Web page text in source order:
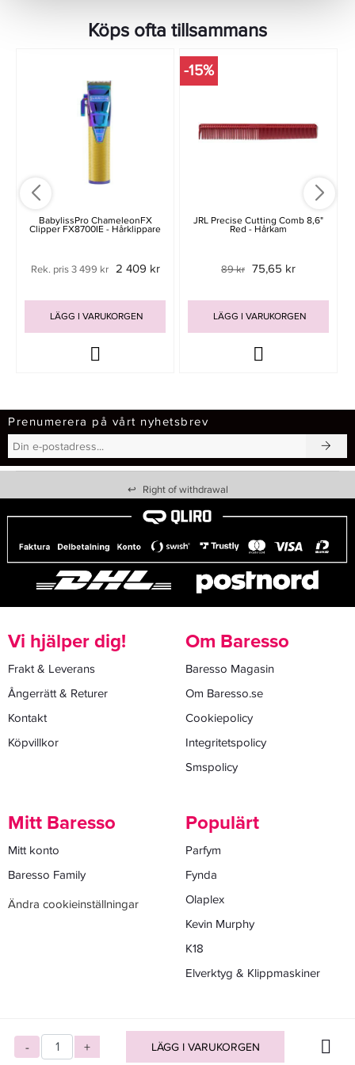
- + LÄGG I VARUKORGEN
Köps ofta tillsammans
BabylissPro ChameleonFX
Clipper FX8700IE - Hårklippare
Rek. pris 3 499 kr 2 409 kr
LÄGG I VARUKORGEN
-15%
JRL Precise Cutting Comb 8,6"
Red - Hårkam
89 kr 75,65 kr
LÄGG I VARUKORGEN
Prenumerera på vårt nyhetsbrev
↩ Right of withdrawal
Vi hjälper dig!
Frakt & Leverans
Ångerrätt & Returer
Kontakt
Köpvillkor
Om Baresso
Baresso Magasin
Om Baresso.se
Cookiepolicy
Integritetspolicy
Smspolicy
Mitt Baresso
Mitt konto
Baresso Family
Ändra cookieinställningar
Populärt
Parfym
Fynda
Olaplex
Kevin Murphy
K18
Elverktyg & Klippmaskiner